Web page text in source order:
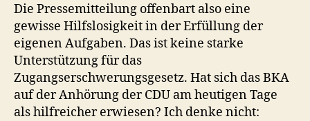
Die Pressemitteilung offenbart also eine
gewisse Hilfslosigkeit in der Erfüllung der
eigenen Aufgaben. Das ist keine starke
Unterstützung für das
Zugangserschwerungsgesetz. Hat sich das BKA
auf der Anhörung der CDU am heutigen Tage
als hilfreicher erwiesen? Ich denke nicht: